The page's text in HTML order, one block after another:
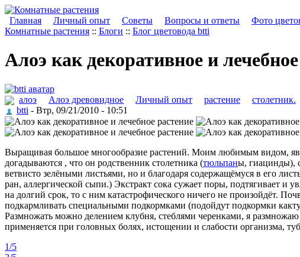
Главная Личный опыт Советы Вопросы и ответы
Фото
Комнатные растения :: Блоги :: Блог цветовода btti
Алоэ как декоративное и
алоэ Алоэ древовидное Личный опыт растение
столетник.
btti - Втр, 09/21/2010 - 10:51
Выращивая большое многообразие растений. Моим любимым видом,
догадываются , что он родственник столетника (тюльпаны, гиацинды),
ветвисто зелёными листьями, но и благодаря содержащёмуся в его
ран, аллергической сыпи.) Экстракт сока сужает поры, подтягивает и
на долгий срок, то с ним катастрофического ничего не произойдёт.
подкармливать специальными подкормками (подойдут подкормки
Размножать можно делением клубня, стеблями черенками, я
применяется при головных болях, истощении и слабости организма,
1/5